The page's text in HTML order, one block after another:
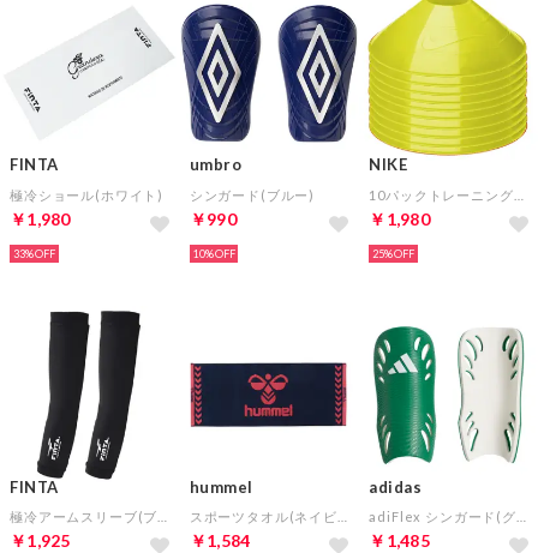
FINTA
極冷ショール(ホワイト)
￥1,980
33%
umbro
シンガード(ブルー)
￥990
10%
NIKE
￥1,980
25%
FINTA
￥1,925
hummel
￥1,584
adidas
￥1,485